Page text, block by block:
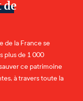
de
de la France se
plus de 1 000
ce patrimoine
à travers toute la